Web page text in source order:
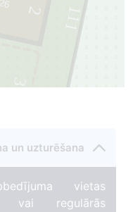
111
2
3
un uzturēšana
vietas
vai regulārās